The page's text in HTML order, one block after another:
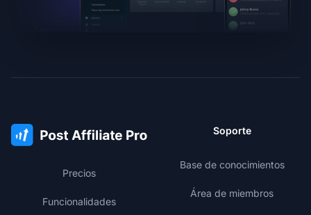
Precios
Funcionalidades
Soporte
Base de conocimientos
Área de miembros